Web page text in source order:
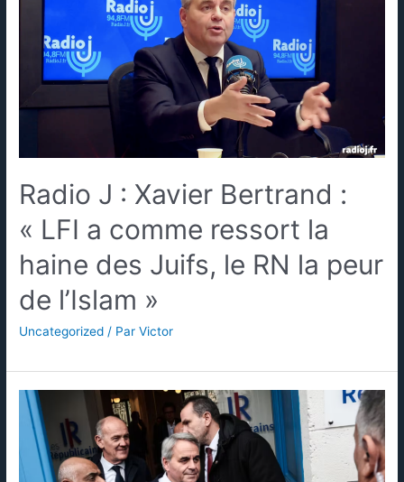
Radio J : Xavier Bertrand :
« LFI a comme ressort la
haine des Juifs, le RN la peur
de l’Islam »
Uncategorized / ParVictor